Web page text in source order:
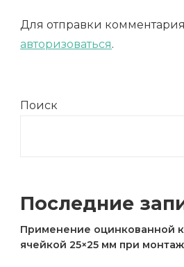
Для отправки
авторизоваться.
Поиск
Последние
Применение оцинкованной
ячейкой 25×25 мм при